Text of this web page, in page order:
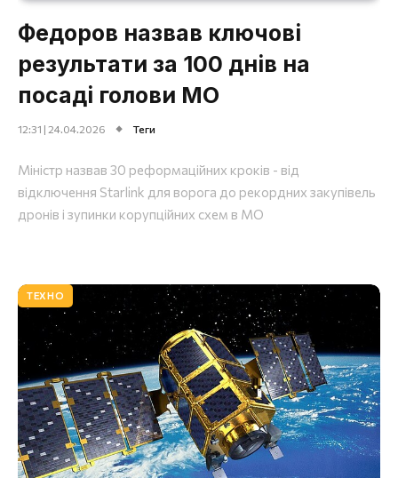
Федоров назвав ключові
результати за 100 днів на
посаді голови МО
12:31 | 24.04.2026 Теги
Міністр назвав 30 реформаційних кроків - від
відключення Starlink для ворога до рекордних закупівель
дронів і зупинки корупційних схем в МО
ТЕХНО